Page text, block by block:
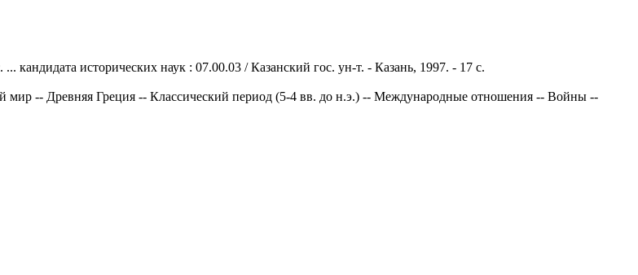
кандидата исторических наук : 07.00.03 / Казанский гос. ун-т. - Казань, 1997. - 17 с.
-- Древняя Греция -- Классический период (5-4 вв. до н.э.) -- Международные отношения -- Войны --